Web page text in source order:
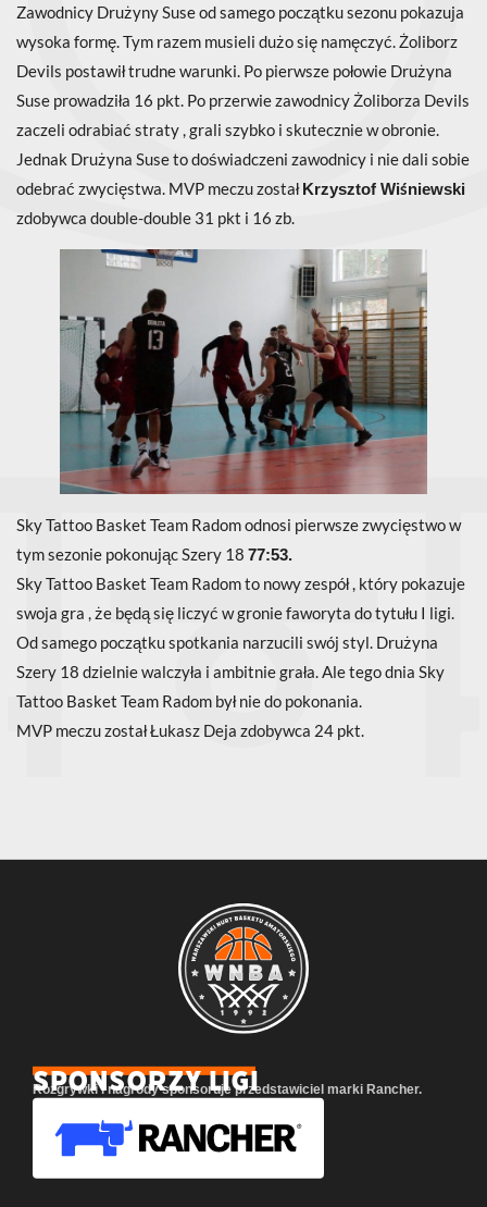
Zawodnicy Drużyny Suse od samego początku sezonu pokazuja
wysoka formę. Tym razem musieli dużo się namęczyć. Żoliborz
Devils postawił trudne warunki. Po pierwsze połowie Drużyna
Suse prowadziła 16 pkt. Po przerwie zawodnicy Żoliborza Devils
zaczeli odrabiać straty , grali szybko i skutecznie w obronie.
Jednak Drużyna Suse to doświadczeni zawodnicy i nie dali sobie
odebrać zwycięstwa. MVP meczu zostałKrzysztof Wiśniewski
zdobywca double-double 31 pkt i 16 zb.
Sky Tattoo Basket Team Radom odnosi pierwsze zwycięstwo w
tym sezonie pokonując Szery 18 77:53.
Sky Tattoo Basket Team Radom to nowy zespół , który pokazuje
swoja gra , że będą się liczyć w gronie faworyta do tytułu I ligi.
Od samego początku spotkania narzucili swój styl. Drużyna
Szery 18 dzielnie walczyła i ambitnie grała. Ale tego dnia Sky
Tattoo Basket Team Radom był nie do pokonania.
MVP meczu został Łukasz Deja zdobywca 24 pkt.
SPONSORZY LIGI
Rozgrywki i nagrody sponsoruje przedstawiciel marki Rancher.